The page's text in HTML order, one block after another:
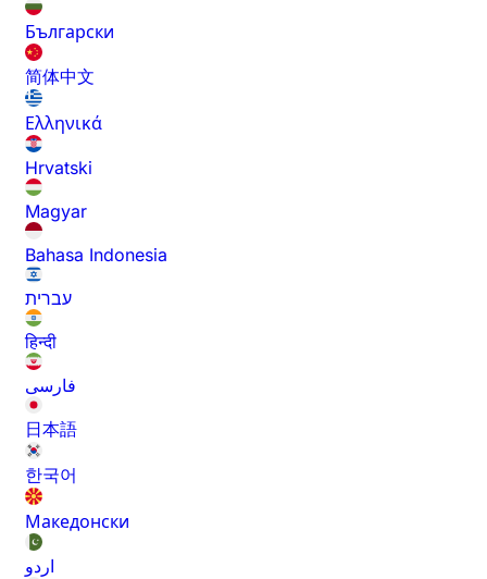
Български
简体中文
Ελληνικά
Hrvatski
Magyar
Bahasa Indonesia
עברית
हिन्दी
فارسی
日本語
한국어
Македонски
اردو